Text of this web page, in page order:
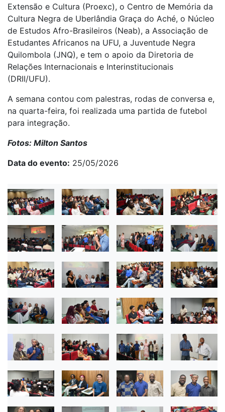
Extensão e Cultura (Proexc), o Centro de Memória da
Cultura Negra de Uberlândia Graça do Aché, o Núcleo
de Estudos Afro-Brasileiros (Neab), a Associação de
Estudantes Africanos na UFU, a Juventude Negra
Quilombola (JNQ), e tem o apoio da Diretoria de
Relações Internacionais e Interinstitucionais
(DRII/UFU).
A semana contou com palestras, rodas de conversa e,
na quarta-feira, foi realizada uma partida de futebol
para integração.
Fotos: Milton Santos
Data do evento 25/05/2026